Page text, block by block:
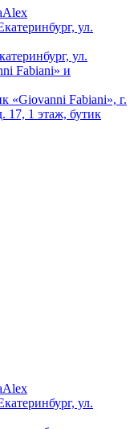
ул.
ул.
Fabiani» и
«Giovanni Fabiani», г.
17, 1 этаж, бутик
ул.